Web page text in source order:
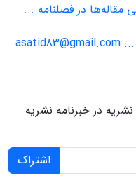
مقاله‌ها در فصلنامه ...
در خبرنامه نشریه
اشتراک